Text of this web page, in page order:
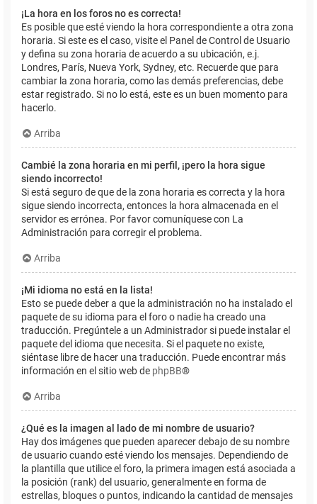
¡La hora en los foros no es correcta!
Es posible que esté viendo la hora correspondiente a otra zona
horaria. Si este es el caso, visite el Panel de Control de Usuario
y defina su zona horaria de acuerdo a su ubicación, e.j.
Londres, París, Nueva York, Sydney, etc. Recuerde que para
cambiar la zona horaria, como las demás preferencias, debe
estar registrado. Si no lo está, este es un buen momento para
hacerlo.
Arriba
Cambié la zona horaria en mi perfil, ¡pero la hora sigue
siendo incorrecto!
Si está seguro de que de la zona horaria es correcta y la hora
sigue siendo incorrecta, entonces la hora almacenada en el
servidor es errónea. Por favor comuníquese con La
Administración para corregir el problema.
Arriba
¡Mi idioma no está en la lista!
Esto se puede deber a que la administración no ha instalado el
paquete de su idioma para el foro o nadie ha creado una
traducción. Pregúntele a un Administrador si puede instalar el
paquete del idioma que necesita. Si el paquete no existe,
siéntase libre de hacer una traducción. Puede encontrar más
información en el sitio web de phpBB®
Arriba
¿Qué es la imagen al lado de mi nombre de usuario?
Hay dos imágenes que pueden aparecer debajo de su nombre
de usuario cuando esté viendo los mensajes. Dependiendo de
la plantilla que utilice el foro, la primera imagen está asociada a
la posición (rank) del usuario, generalmente en forma de
estrellas, bloques o puntos, indicando la cantidad de mensajes